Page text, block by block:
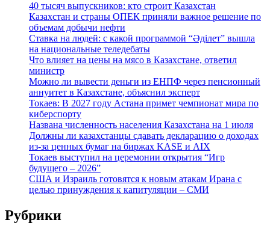
40 тысяч выпускников: кто строит Казахстан
Казахстан и страны ОПЕК приняли важное решение по
объемам добычи нефти
Ставка на людей: с какой программой “Әділет” вышла
на национальные теледебаты
Что влияет на цены на мясо в Казахстане, ответил
министр
Можно ли вывести деньги из ЕНПФ через пенсионный
аннуитет в Казахстане, объяснил эксперт
Токаев: В 2027 году Астана примет чемпионат мира по
киберспорту
Названа численность населения Казахстана на 1 июля
Должны ли казахстанцы сдавать декларацию о доходах
из-за ценных бумаг на биржах KASE и AIX
Токаев выступил на церемонии открытия “Игр
будущего – 2026”
США и Израиль готовятся к новым атакам Ирана с
целью принуждения к капитуляции – СМИ
Рубрики